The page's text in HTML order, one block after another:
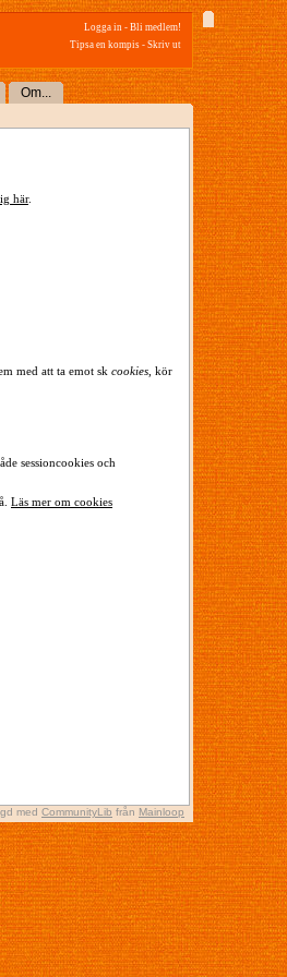
Logga in - Bli medlem!
Tipsa en kompis - Skriv ut
Om...
här.
med att ta emot sk cookies , kör
sessioncookies och
Läs mer om cookies
med CommunityLib från Mainloop